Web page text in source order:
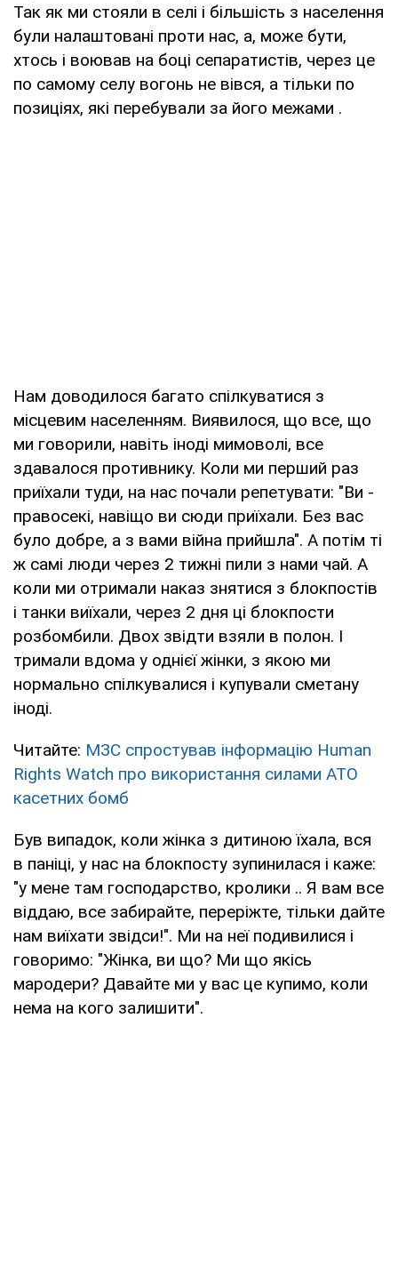
Так як ми стояли в селі і більшість з населення
були налаштовані проти нас, а, може бути,
хтось і воював на боці сепаратистів, через це
по самому селу вогонь не вівся, а тільки по
позиціях, які перебували за його межами .
Нам доводилося багато спілкуватися з
місцевим населенням. Виявилося, що все, що
ми говорили, навіть іноді мимоволі, все
здавалося противнику. Коли ми перший раз
приїхали туди, на нас почали репетувати: "Ви -
правосекі, навіщо ви сюди приїхали. Без вас
було добре, а з вами війна прийшла". А потім ті
ж самі люди через 2 тижні пили з нами чай. А
коли ми отримали наказ знятися з блокпостів
і танки виїхали, через 2 дня ці блокпости
розбомбили. Двох звідти взяли в полон. І
тримали вдома у однієї жінки, з якою ми
нормально спілкувалися і купували сметану
іноді.
Читайте: МЗС спростував інформацію Human
Rights Watch про використання силами АТО
касетних бомб
Був випадок, коли жінка з дитиною їхала, вся
в паніці, у нас на блокпосту зупинилася і каже:
"у мене там господарство, кролики .. Я вам все
віддаю, все забирайте, переріжте, тільки дайте
нам виїхати звідси!". Ми на неї подивилися і
говоримо: "Жінка, ви що? Ми що якісь
мародери? Давайте ми у вас це купимо, коли
нема на кого залишити".